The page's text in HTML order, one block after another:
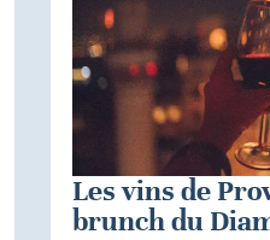
Les vins de
brunch du